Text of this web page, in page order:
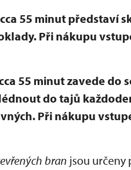
55 minut představí
Při nákupu
55 minut zavede do
do tajů
Při nákupu
bran jsou určeny